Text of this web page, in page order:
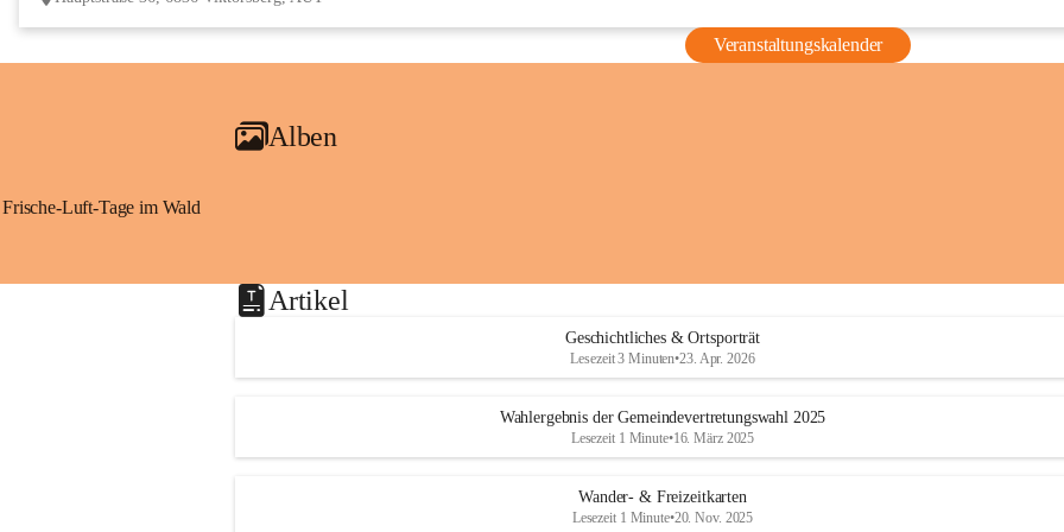
Veranstaltungskalender
Alben
Frische-Luft-Tage im Wald
Artikel
Geschichtliches & Ortsporträt
Lesezeit 3 Minuten•23. Apr. 2026
Wahlergebnis der Gemeindevertretungswahl 2025
Lesezeit 1 Minute•16. März 2025
Wander- & Freizeitkarten
Lesezeit 1 Minute•20. Nov. 2025